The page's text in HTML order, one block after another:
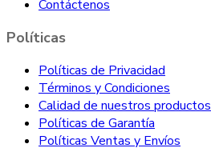
Contáctenos
Políticas
Políticas de Privacidad
Términos y Condiciones
Calidad de nuestros productos
Políticas de Garantía
Políticas Ventas y Envíos